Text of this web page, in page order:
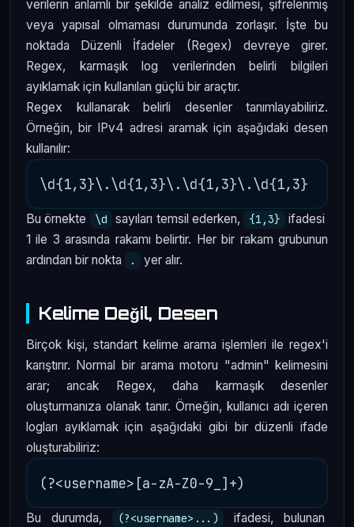
verilerin anlamlı bir şekilde analiz edilmesi, şifrelenmiş
veya yapısal olmaması durumunda zorlaşır. İşte bu
noktada Düzenli İfadeler (Regex) devreye girer.
Regex, karmaşık log verilerinden belirli bilgileri
ayıklamak için kullanılan güçlü bir araçtır.
Regex kullanarak belirli desenler tanımlayabiliriz.
Örneğin, bir IPv4 adresi aramak için aşağıdaki desen
kullanılır:
Bu örnekte \d sayıları temsil ederken, {1,3}
ifadesi
1 ile 3 arasında rakamı belirtir. Her bir rakam grubunun
ardından bir nokta
. yer alır.
Kelime Değil, Desen
Birçok kişi, standart kelime arama işlemleri ile regex'i
karıştırır. Normal bir arama motoru "admin" kelimesini
arar; ancak Regex, daha karmaşık desenler
oluşturmanıza olanak tanır. Örneğin, kullanıcı adı içeren
logları ayıklamak için aşağıdaki gibi bir düzenli ifade
oluşturabiliriz:
Bu durumda, (?<username>...)
ifadesi, bulunan